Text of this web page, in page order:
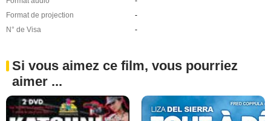
Format de projection
-
N° de Visa
-
Si vous aimez ce film, vous pourriez
aimer ...